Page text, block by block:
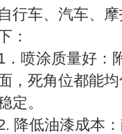
自行车、汽车、
：
．喷涂质量好：
，死角位都能
定。
降低油漆成本